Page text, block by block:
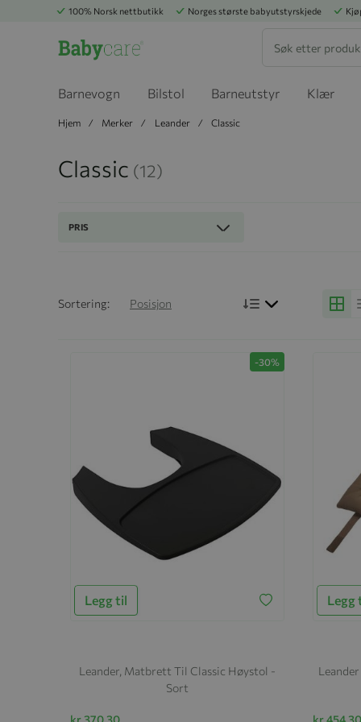
100% Norsk nettbutikk Norges største babyutstyrskjede
Barnevogn Bilstol Barneutstyr Klær
Hjem Merker Leander Classic
Classic (12)
Sortering: Posisjon Bruk synkendeGrid
-30%
Legg til
Leander, Matbrett Til Classic Høystol -
Sort
Legg
PRIS